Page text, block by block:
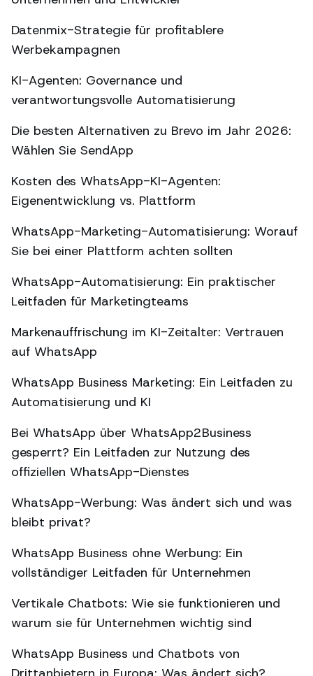
Datenmix-Strategie für profitablere
Werbekampagnen
KI-Agenten: Governance und
verantwortungsvolle Automatisierung
Die besten Alternativen zu Brevo im Jahr 2026:
Wählen Sie SendApp
Kosten des WhatsApp-KI-Agenten:
Eigenentwicklung vs. Plattform
WhatsApp-Marketing-Automatisierung: Worauf
Sie bei einer Plattform achten sollten
WhatsApp-Automatisierung: Ein praktischer
Leitfaden für Marketingteams
Markenauffrischung im KI-Zeitalter: Vertrauen
auf WhatsApp
WhatsApp Business Marketing: Ein Leitfaden zu
Automatisierung und KI
Bei WhatsApp über WhatsApp2Business
gesperrt? Ein Leitfaden zur Nutzung des
offiziellen WhatsApp-Dienstes
WhatsApp-Werbung: Was ändert sich und was
bleibt privat?
WhatsApp Business ohne Werbung: Ein
vollständiger Leitfaden für Unternehmen
Vertikale Chatbots: Wie sie funktionieren und
warum sie für Unternehmen wichtig sind
WhatsApp Business und Chatbots von